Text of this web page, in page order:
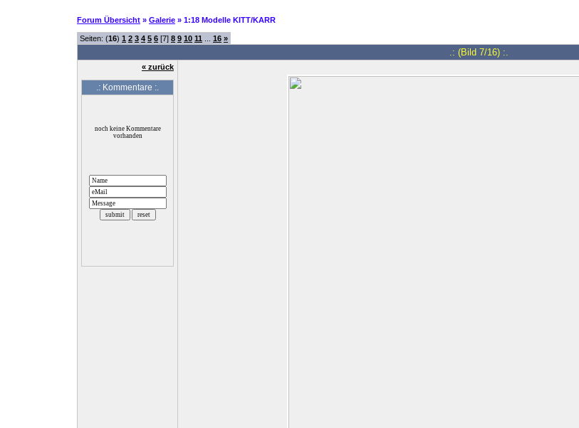
Forum Übersicht » Galerie » 1:18 Modelle KITT/KARR
Seiten: (16) 1 2 3 4 5 6 [7] 8 9 10 11 16 »
.: (Bild 7/16) :.
« zurück
.: Kommentare :.